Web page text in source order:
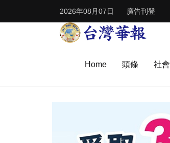
2026年08月07日 廣告刊登
Home 頭條 社會